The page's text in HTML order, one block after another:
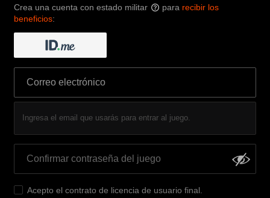
Crea una cuenta con estado militar ? para recibir los
beneficios:
Ingresa el email que usarás para entrar al juego.
Acepto el contrato de licencia de usuario final